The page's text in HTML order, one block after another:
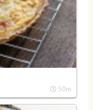
50m